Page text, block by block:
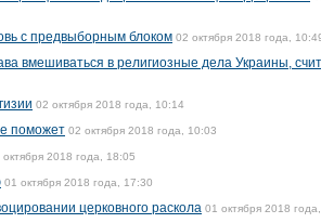
с предвыборным блоком 02 октября 2018 года,
вмешиваться в религиозные дела Украины,
02 октября 2018 года, 10:14
поможет 02 октября 2018 года, 10:03
октября 2018 года, 18:05
01 октября 2018 года, 17:30
церковного раскола 01 октября 2018